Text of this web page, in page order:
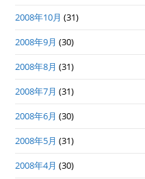
2008年10月 (31)
2008年9月 (30)
2008年8月 (31)
2008年7月 (31)
2008年6月 (30)
2008年5月 (31)
2008年4月 (30)